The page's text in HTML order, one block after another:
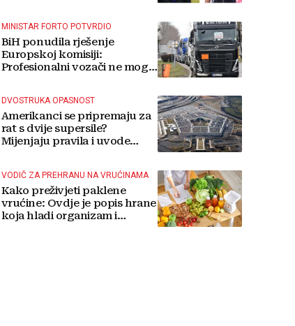
MINISTAR FORTO POTVRDIO
BiH ponudila rješenje
Europskoj komisiji:
Profesionalni vozači ne mogu
DVOSTRUKA OPASNOST
Amerikanci se pripremaju za
rat s dvije supersile?
Mijenjaju pravila i uvode
VODIČ ZA PREHRANU NA VRUĆINAMA
Kako preživjeti paklene
vrućine: Ovdje je popis hrane
koja hladi organizam i